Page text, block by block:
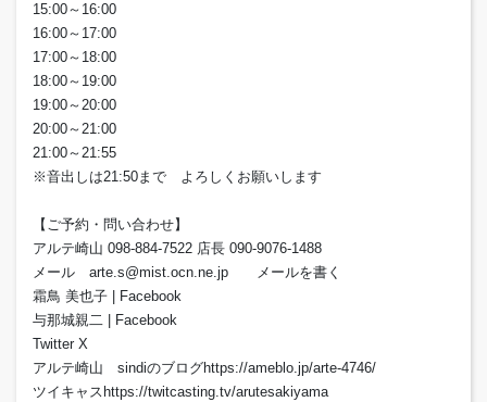
15:00～16:00
16:00～17:00
17:00～18:00
18:00～19:00
19:00～20:00
20:00～21:00
21:00～21:55
※音出しは21:50まで よろしくお願いします
【ご予約・問い合わせ】
アルテ崎山 098-884-7522 店長 090-9076-1488
メール arte.s@mist.ocn.ne.jp メールを書く
霜鳥 美也子 | Facebook
与那城親二 | Facebook
Twitter X
アルテ崎山 sindiのブログhttps://ameblo.jp/arte-4746/
ツイキャスhttps://twitcasting.tv/arutesakiyama